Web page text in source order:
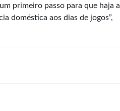
primeiro passo para que haja a
doméstica aos dias de jogos”,